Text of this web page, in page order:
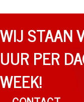
WIJ STAAN
UUR PER
WEEK!